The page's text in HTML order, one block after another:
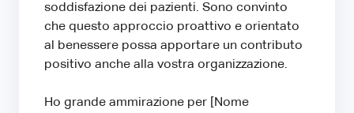
soddisfazione dei pazienti. Sono convinto
che questo approccio proattivo e orientato
al benessere possa apportare un contributo
positivo anche alla vostra organizzazione.
Ho grande ammirazione per [Nome